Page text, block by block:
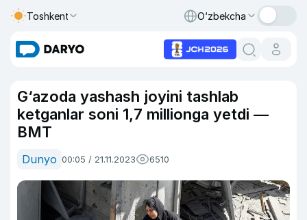
Toshkent O‘zbekcha
G‘azoda yashash joyini tashlab
ketganlar soni 1,7 millionga yetdi —
BMT
Dunyo 00:05 / 21.11.2023 6510